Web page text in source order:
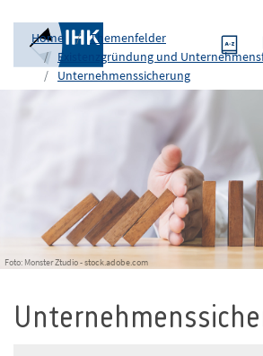
Home
Themenfelder
Existenzgründung und
Unternehmenssicherung
Foto: Monster Ztudio - stock.adobe.com